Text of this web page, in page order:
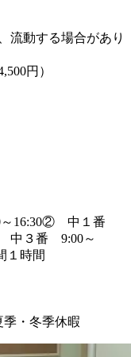
流動する場合があり
円）
16:30② 中１番
中３番 9:00～
時間
季・冬季休暇